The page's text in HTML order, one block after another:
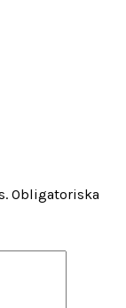
Obligatoriska